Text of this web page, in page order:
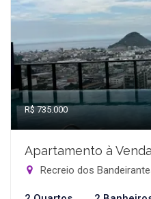
R$ 735.000
Apartamento à
Recreio dos